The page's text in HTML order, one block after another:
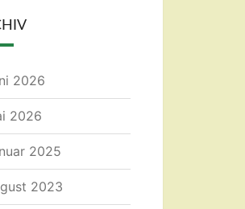
2026
2026
2025
2023